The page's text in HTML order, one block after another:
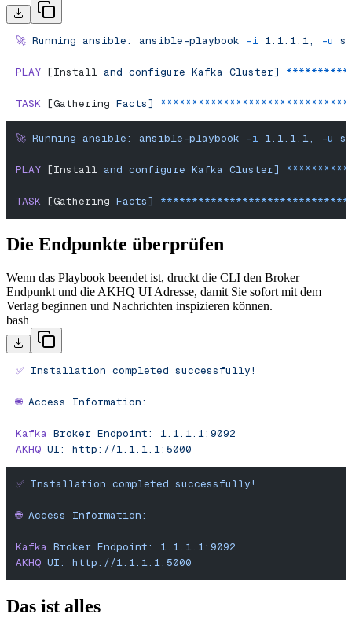
🚀 Running ansible: ansible-playbook -i 1.1.1.1, -u
PLAY [Install and configure Kafka Cluster]
TASK [Gathering Facts]
🚀 Running ansible: ansible-playbook -i 1.1.1.1, -u
PLAY [Install and configure Kafka Cluster]
TASK [Gathering Facts]
Die Endpunkte überprüfen
Wenn das Playbook beendet ist, druckt die CLI den Broker
Endpunkt und die AKHQ UI Adresse, damit Sie sofort mit dem
Verlag beginnen und Nachrichten inspizieren können.
bash
✅ Installation completed successfully!
🌐 Access Information:
Kafka Broker Endpoint:
1.1.1.1:9092
AKHQ UI: http://1.1.1.1:5000
✅ Installation completed successfully!
🌐 Access Information:
Kafka Broker Endpoint:
1.1.1.1:9092
AKHQ UI: http://1.1.1.1:5000
Das ist alles